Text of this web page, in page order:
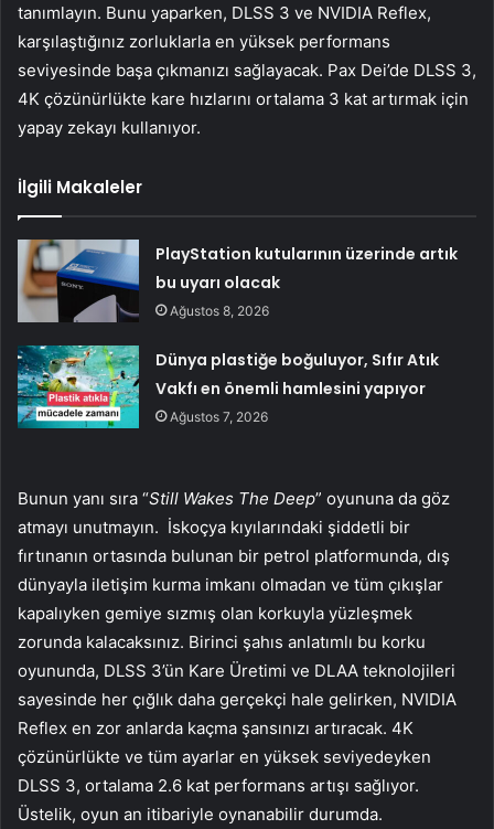
tanımlayın. Bunu yaparken, DLSS 3 ve NVIDIA Reflex,
karşılaştığınız zorluklarla en yüksek performans
seviyesinde başa çıkmanızı sağlayacak. Pax Dei’de DLSS 3,
4K çözünürlükte kare hızlarını ortalama 3 kat artırmak için
yapay zekayı kullanıyor.
İlgili Makaleler
PlayStation kutularının üzerinde artık
bu uyarı olacak
Ağustos 8, 2026
Dünya plastiğe boğuluyor, Sıfır Atık
Vakfı en önemli hamlesini yapıyor
Ağustos 7, 2026
Bunun yanı sıra “Still Wakes The Deep” oyununa da göz
atmayı unutmayın. İskoçya kıyılarındaki şiddetli bir
fırtınanın ortasında bulunan bir petrol platformunda, dış
dünyayla iletişim kurma imkanı olmadan ve tüm çıkışlar
kapalıyken gemiye sızmış olan korkuyla yüzleşmek
zorunda kalacaksınız. Birinci şahıs anlatımlı bu korku
oyununda, DLSS 3’ün Kare Üretimi ve DLAA teknolojileri
sayesinde her çığlık daha gerçekçi hale gelirken, NVIDIA
Reflex en zor anlarda kaçma şansınızı artıracak. 4K
çözünürlükte ve tüm ayarlar en yüksek seviyedeyken
DLSS 3, ortalama 2.6 kat performans artışı sağlıyor.
Üstelik, oyun an itibariyle oynanabilir durumda.